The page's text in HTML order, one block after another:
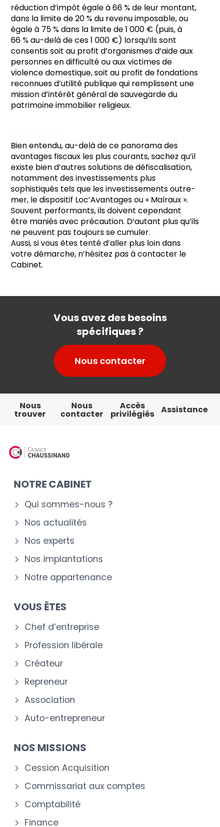
réduction d’impôt égale à 66 % de leur montant,
dans la limite de 20 % du revenu imposable, ou
égale à 75 % dans la limite de 1 000 € (puis, à
66 % au-delà de ces 1 000 €) lorsqu’ils sont
consentis soit au profit d’organismes d’aide aux
personnes en difficulté ou aux victimes de
violence domestique, soit au profit de fondations
reconnues d’utilité publique qui remplissent une
mission d’intérêt général de sauvegarde du
patrimoine immobilier religieux.
Bien entendu, au-delà de ce panorama des
avantages fiscaux les plus courants, sachez qu’il
existe bien d’autres solutions de défiscalisation,
notamment des investissements plus
sophistiqués tels que les investissements outre-
mer, le dispositif Loc’Avantages ou « Malraux ».
Souvent performants, ils doivent cependant
être maniés avec précaution. D’autant plus qu’ils
ne peuvent pas toujours se cumuler.
Aussi, si vous êtes tenté d’aller plus loin dans
votre démarche, n’hésitez pas à contacter le
Cabinet.
Vous avez des besoins
spécifiques ?
Nous contacter
Nous
trouver
Nous
contacter
Accès
privilégiés Assistance
NOTRE CABINET
Qui sommes-nous ?
Nos actualités
Nos experts
Nos implantations
Notre appartenance
VOUS ÊTES
Chef d’entreprise
Profession libérale
Créateur
Repreneur
Association
Auto-entrepreneur
NOS MISSIONS
Cession Acquisition
Commissariat aux comptes
Comptabilité
Finance